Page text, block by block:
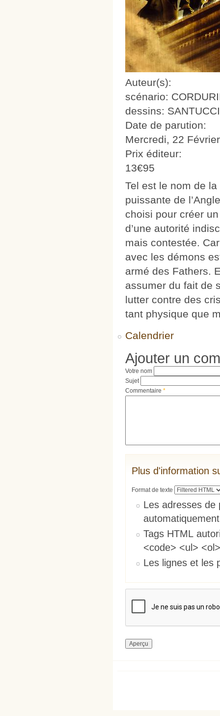
Auteur(s):
scénario:
dessins: SANTUCCI
Date de parution:
Mercredi, 22
Prix éditeur:
13€95
Tel est le nom de
puissante de
choisi pour créer
d’une autorité
mais contestée.
avec les démons
armé des Fathers.
assumer du fait de
lutter contre des
tant physique que
Calendrier
Ajouter un
Votre nom
Sujet
Commentaire *
Plus d'information
Format de texte
Les adresses de
Tags HTML
<code> <ul>
Les lignes et les